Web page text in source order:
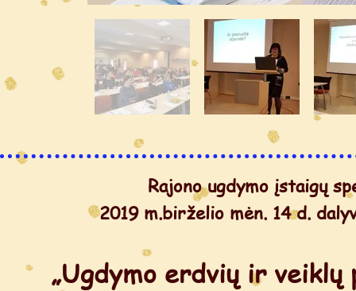
Rajono ugdymo įstaigų
2019 m.birželio mėn. 14 d.
„Ugdymo erdvių ir